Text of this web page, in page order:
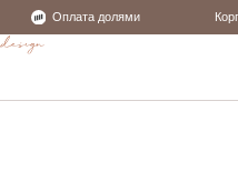
долями Корпоративные подарки
Аромаколлекция